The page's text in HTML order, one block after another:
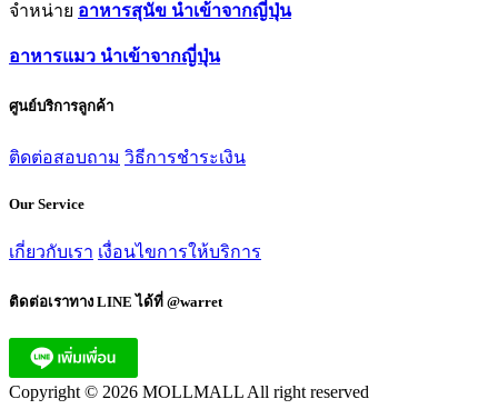
จำหน่าย อาหารสุนัข นำเข้าจากญี่ปุ่น
อาหารแมว นำเข้าจากญี่ปุ่น
ศูนย์บริการลูกค้า
ติดต่อสอบถาม วิธีการชำระเงิน
Our Service
เกี่ยวกับเรา เงื่อนไขการให้บริการ
ติดต่อเราทาง LINE ได้ที่ @warret
Copyright © 2026 MOLLMALL All right reserved